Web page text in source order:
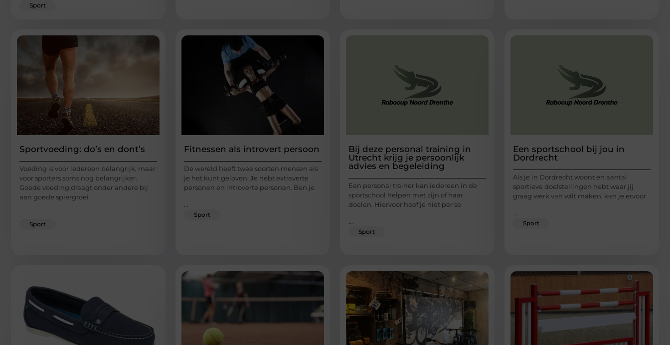
Sport
Sportvoeding: do’s en dont’s
Voeding is voor iedereen belangrijk, maar
voor sporters soms nog belangrijker.
Goede voeding draagt onder andere bij
aan goede spiergroei
Sport
Fitnessen als introvert persoon
De wereld heeft twee soorten mensen als
je het kunt geloven. Je hebt extraverte
personen en introverte personen. Ben je
Sport
Bij deze personal training in
Utrecht krijg je persoonlijk
advies en begeleiding
Een personal trainer kan iedereen in de
sportschool helpen met zijn of haar
doelen. Hiervoor hoef je niet per se
Sport
Een sportschool bij jou in
Dordrecht
Als je in Dordrecht woont en aantal
sportieve doelstellingen hebt waar jij
graag werk van wilt maken, kan je ervoor
Sport